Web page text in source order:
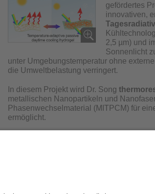
gefördertes
innovativen,
2,5 µm) und
Sonnenlicht
unter Umgebungstemperatur ohne
die Umweltbelastung verringert.
In diesem Projekt wird Dr. Song
metallischen Nanopartikeln und
Phasenwechselmaterial (MITPCM) für
ermöglicht.